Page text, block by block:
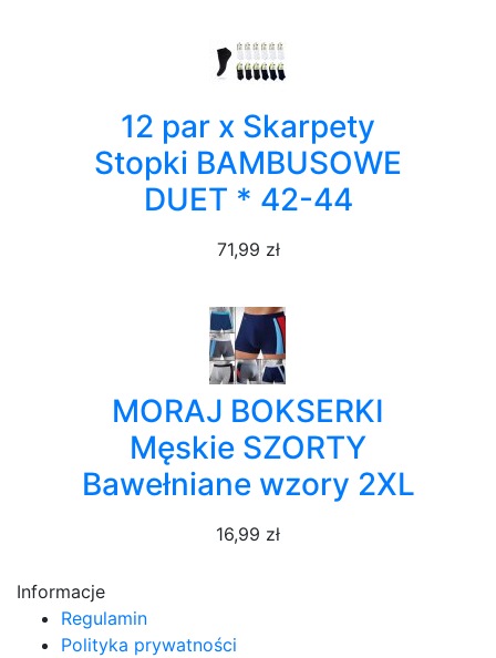
12 par x Skarpety
Stopki BAMBUSOWE
DUET * 42-44
71,99 zł
MORAJ BOKSERKI
Męskie SZORTY
Bawełniane wzory 2XL
16,99 zł
Informacje
Regulamin
Polityka prywatności